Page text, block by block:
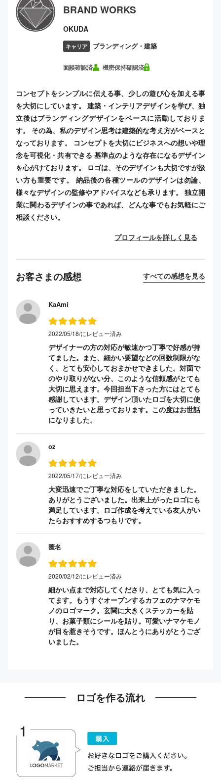
BRAND WORKS
OKUDA
キャリア ブランディング・建築
面談確認済 機密保持確認済
コンセプトをシンプルに伝える事、少しの遊び心を加える事
を大切にしています。 建築・インテリアデザインを学び、独
立後はブランディングデザインをベースに活動しておりま
す。 その為、私のデザイン思考は建築的な考え方がベースと
なっております。 コンセプトを大切にビジネスへの想いや理
念を可視化・共有できる 基準点のような存在になるデザイン
を心がけております。 ロゴは、そのデザインも大切ですが扱
い方も重要です。 納品後の各種ツールのデザインは勿論、
様々なデザインの監修やアドバイスなども承ります。 独立開
業に関わるデザインの事であれば、どんな事でもお気軽にご
相談ください。
プロフィールを詳しく見る
お客さまの感想 すべての感想を見る
KaAmi
2022/05/18/にレビュー済み
デザイナーの方の対応が敏速かつ丁寧で好感が持
てました。また、細かい要望などの回数制限がな
く、とても安心しておまかせできました。対面で
のやり取りがない分、このような信頼感がとても
大切に思えます。今回担当下さった方にはとても
感謝しています。デザイン頂いたロゴを大切に使
っていきたいと思っております。この度はお世話
になりました。
oz
2022/05/17/にレビュー済み
大変迅速でご丁寧な対応をしていただきました。
ありがとうございました。出来上がったロゴにも
満足しています。ロゴ作成を考えている友人がい
たらおすすめするつもりです。
匿名
2020/02/12/にレビュー済み
細かい点まで対応してくださり、とても気に入っ
てます。もうすぐオープンするカフェのナマケモ
ノのロゴマーク。玄関に大きくステッカーを貼
り、お菓子類にシールを貼り。可愛いナマケモノ
が目を惹きそうです。ほんとうにありがとうござ
いました。
ロゴを作る流れ